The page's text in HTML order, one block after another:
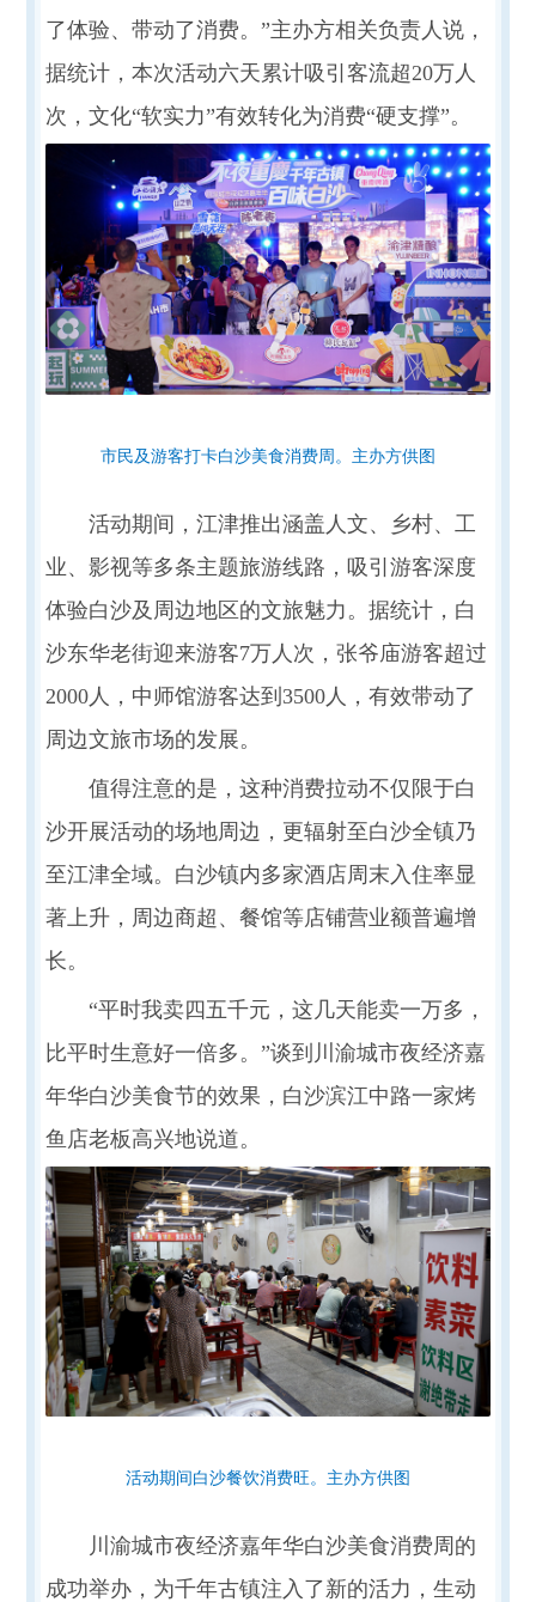
了体验、带动了消费。”主办方相关负责人说，
据统计，本次活动六天累计吸引客流超20万人
次，文化“软实力”有效转化为消费“硬支撑”。
市民及游客打卡白沙美食消费周。主办方供图
活动期间，江津推出涵盖人文、乡村、工
业、影视等多条主题旅游线路，吸引游客深度
体验白沙及周边地区的文旅魅力。据统计，白
沙东华老街迎来游客7万人次，张爷庙游客超过
2000人，中师馆游客达到3500人，有效带动了
周边文旅市场的发展。
值得注意的是，这种消费拉动不仅限于白
沙开展活动的场地周边，更辐射至白沙全镇乃
至江津全域。白沙镇内多家酒店周末入住率显
著上升，周边商超、餐馆等店铺营业额普遍增
长。
“平时我卖四五千元，这几天能卖一万多，
比平时生意好一倍多。”谈到川渝城市夜经济嘉
年华白沙美食节的效果，白沙滨江中路一家烤
鱼店老板高兴地说道。
活动期间白沙餐饮消费旺。主办方供图
川渝城市夜经济嘉年华白沙美食消费周的
成功举办，为千年古镇注入了新的活力，生动